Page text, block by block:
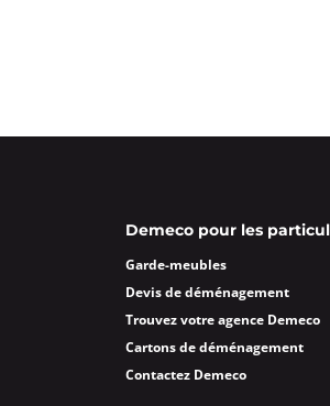
Demeco pour les
Garde-meubles
Devis de déménagement
Trouvez votre agence Demeco
Cartons de déménagement
Contactez Demeco